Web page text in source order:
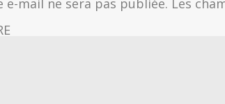
e-mail ne sera pas publiée. Les